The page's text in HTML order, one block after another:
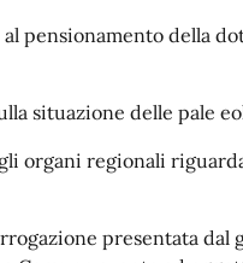
pensionamento della
situazione delle pale
organi regionali
presentata dal